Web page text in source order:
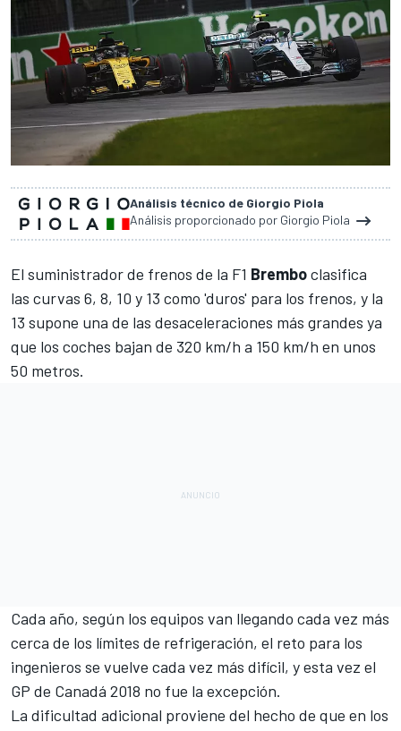
Análisis técnico de Giorgio Piola
Análisis proporcionado por Giorgio Piola
El suministrador de frenos de la F1 Bremboclasifica
las curvas 6, 8, 10 y 13 como 'duros' para los frenos, y la
13 supone una de las desaceleraciones más grandes ya
que los coches bajan de 320 km/h a 150 km/h en unos
50 metros.
Cada año, según los equipos van llegando cada vez más
cerca de los límites de refrigeración, el reto para los
ingenieros se vuelve cada vez más difícil, y esta vez el
GP de Canadá 2018 no fue la excepción.
La dificultad adicional proviene del hecho de que en los